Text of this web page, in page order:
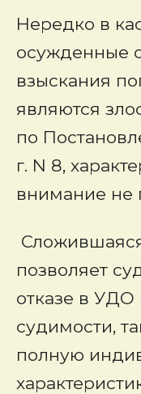
Нередко в
осужденные
взыскания
являются
по
г. N 8,
внимание не
позволяет
отказе в
судимости,
полную